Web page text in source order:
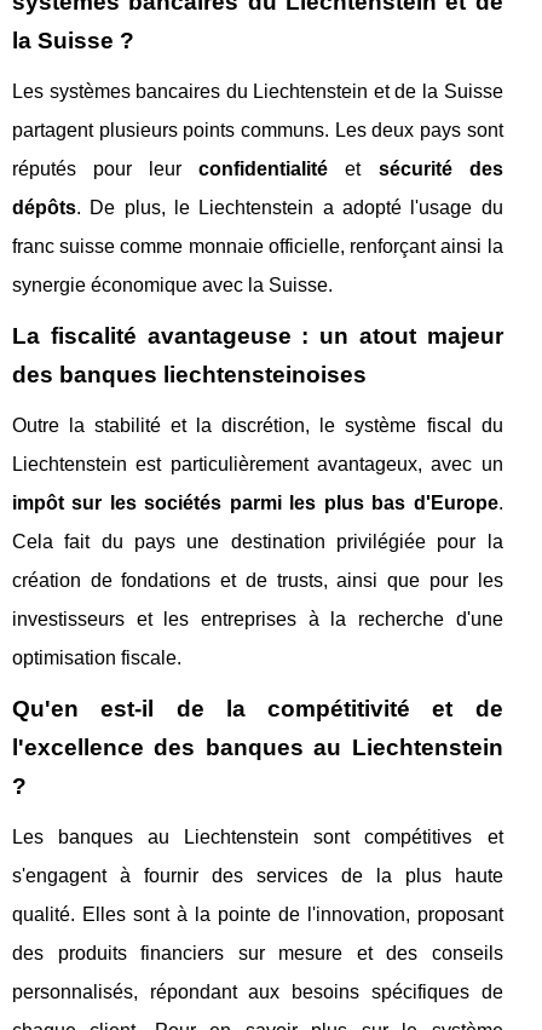
la Suisse ?
Les systèmes bancaires du Liechtenstein et de la Suisse
partagent plusieurs points communs. Les deux pays sont
réputés pour leurconfidentialité et sécurité des
dépôts. De plus, le Liechtenstein a adopté l'usage du
franc suisse comme monnaie officielle, renforçant ainsi la
synergie économique avec la Suisse.
La fiscalité avantageuse : un atout majeur
des banques liechtensteinoises
Outre la stabilité et la discrétion, le système fiscal du
Liechtenstein est particulièrement avantageux, avec un
impôt sur les sociétés parmi les plus bas d'Europe.
Cela fait du pays une destination privilégiée pour la
création de fondations et de trusts, ainsi que pour les
investisseurs et les entreprises à la recherche d'une
optimisation fiscale.
Qu'en est-il de la compétitivité et de
l'excellence des banques au Liechtenstein
?
Les banques au Liechtenstein sont compétitives et
s'engagent à fournir des services de la plus haute
qualité. Elles sont à la pointe de l'innovation, proposant
des produits financiers sur mesure et des conseils
personnalisés, répondant aux besoins spécifiques de